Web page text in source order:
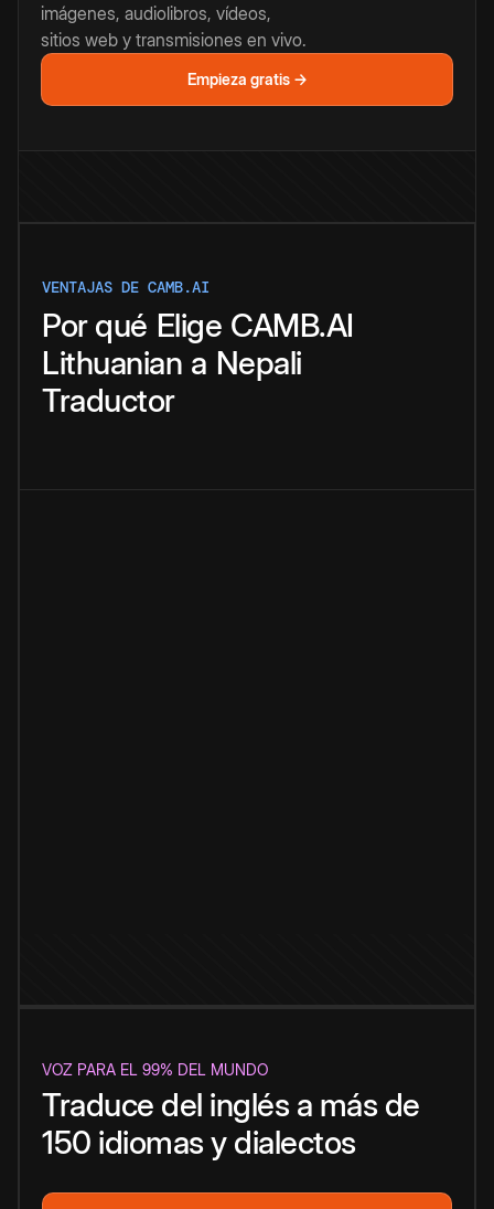
imágenes, audiolibros, vídeos,
sitios web y transmisiones en vivo.
Empieza gratis →
VENTAJAS DE CAMB.AI
Por qué Elige CAMB.AI
Lithuanian a Nepali
Traductor
VOZ PARA EL 99% DEL MUNDO
Traduce del inglés a más de
150 idiomas y dialectos